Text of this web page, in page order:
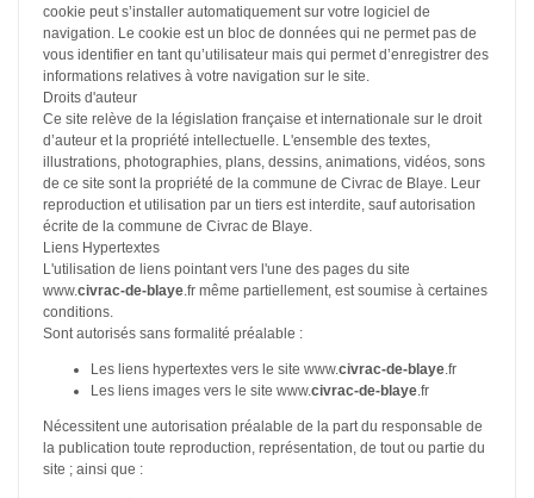
cookie peut s’installer automatiquement sur votre logiciel de
navigation. Le cookie est un bloc de données qui ne permet pas de
vous identifier en tant qu’utilisateur mais qui permet d’enregistrer des
informations relatives à votre navigation sur le site.
Droits d'auteur
Ce site relève de la législation française et internationale sur le droit
d’auteur et la propriété intellectuelle. L'ensemble des textes,
illustrations, photographies, plans, dessins, animations, vidéos, sons
de ce site sont la propriété de la commune de Civrac de Blaye. Leur
reproduction et utilisation par un tiers est interdite, sauf autorisation
écrite de la commune de Civrac de Blaye.
Liens Hypertextes
L'utilisation de liens pointant vers l'une des pages du site
www.civrac-de-blaye.fr même partiellement, est soumise à certaines
conditions.
Sont autorisés sans formalité préalable :
Les liens hypertextes vers le site www.civrac-de-blaye.fr
Les liens images vers le site www.civrac-de-blaye.fr
Nécessitent une autorisation préalable de la part du responsable de
la publication toute reproduction, représentation, de tout ou partie du
site ; ainsi que :